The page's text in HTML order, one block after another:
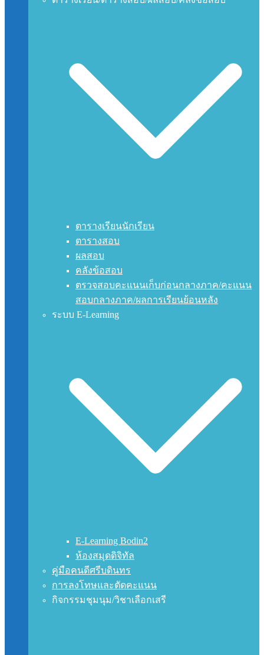
ตารางเรียนนักเรียน
ตารางสอบ
ผลสอบ
คลังข้อสอบ
ตรวจสอบคะแนนเก็บก่อนกลางภาค/คะแนน
สอบกลางภาค/ผลการเรียนย้อนหลัง
ระบบ E-Learning
E-Learning Bodin2
ห้องสมุดดิจิทัล
คู่มือคนดีศรีบดินทร
การลงโทษและตัดคะแนน
กิจกรรมชุมนุม/วิชาเลือกเสรี